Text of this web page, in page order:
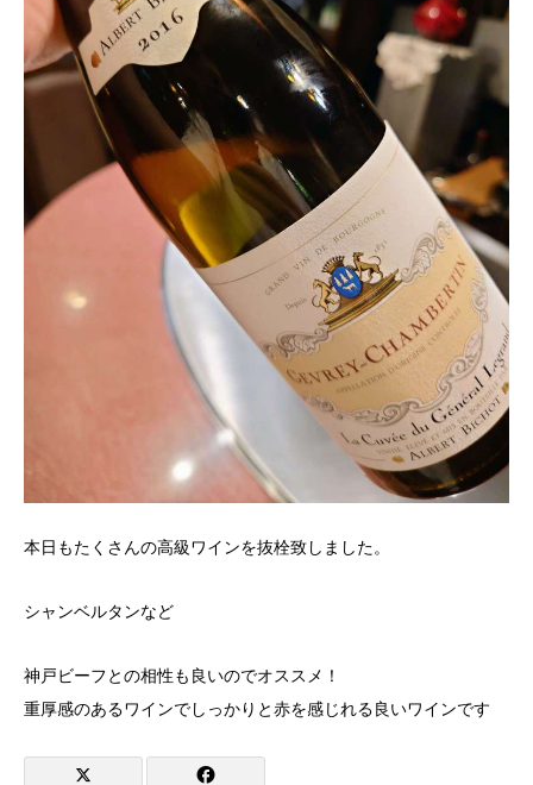
本日もたくさんの高級ワインを抜栓致しました。
シャンベルタンなど
神戸ビーフとの相性も良いのでオススメ！
重厚感のあるワインでしっかりと赤を感じれる良いワインです